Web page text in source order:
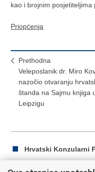
kao i brojnim posjetiteljima
Priopćenja
Prethodna
Veleposlanik dr. Miro
nazočio otvaranju
štanda na Sajmu knjiga
Leipzigu
Hrvatski Konzularni